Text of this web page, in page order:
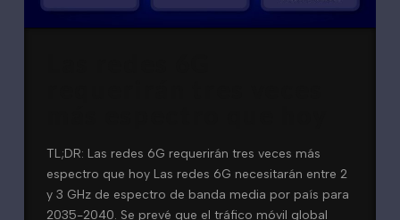
TL;DR: Las redes 6G requerirán tres veces más
espectro que hoy Las redes 6G necesitarán entre 2
y 3 GHz de espectro de banda media por país para
2035-2040. Se prevé que el tráfico móvil global